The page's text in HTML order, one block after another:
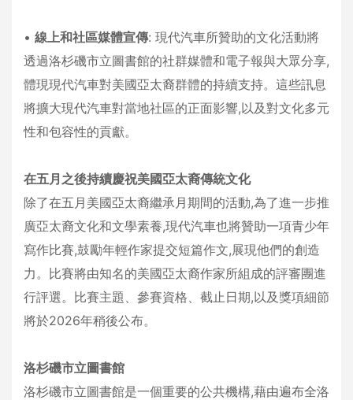
• 線上和社區媒體宣傳: 現代汽車所贊助的文化活動將
透過洛杉磯市立圖書館的社群媒體和電子報與大眾分享,
體現現代汽車對美國亞太裔群體的持續支持。這些訊息
將擴大現代汽車對當地社區的正面影響,以及對文化多元
性和包容性的貢獻。
在五月之後持續慶祝美國亞太裔傳統文化
除了在五月美國亞太裔繼承月期間的活動,為了進一步推
廣亞太裔文化和文學素養,現代汽車也將贊助一項青少年
寫作比賽,鼓勵年輕作家提交短篇作文,展現他們的創造
力。比賽將由知名的美國亞太裔作家所組成的評審團進
行評選。比賽主題、參賽資格、截止日期,以及獎項細節
將於2026年稍後公布。
洛杉磯市立圖書館
洛杉磯市立圖書館是一個重要的公共機構,藉由遍布全洛